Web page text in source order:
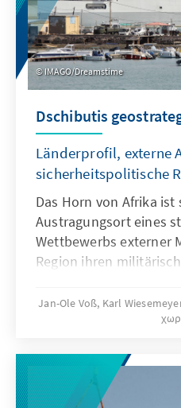
IMAGO/Dreamstime
Dschibutis
Länderprofil, externe
sicherheitspolitische
Das Horn von Afrika
Austragungsort eines
Wettbewerbs externer
Region ihren
ausbauen. Im
kommt insbesondere
zu. Aufgrund seiner
der Meerenge Bab al-
Roten Meer und dem
Jan-Ole Voß, Karl